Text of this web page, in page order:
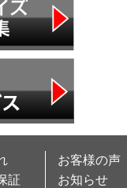
証
お客様の声
お知らせ